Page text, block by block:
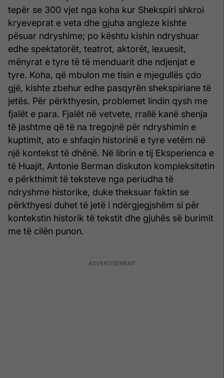
tepër se 300 vjet nga koha kur Shekspiri shkroi
kryeveprat e veta dhe gjuha angleze kishte
pësuar ndryshime; po kështu kishin ndryshuar
edhe spektatorët, teatrot, aktorët, lexuesit,
mënyrat e tyre të të menduarit dhe ndjenjat e
tyre. Koha, që mbulon me tisin e mjegullës çdo
gjë, kishte zbehur edhe pasqyrën shekspiriane të
jetës. Për përkthyesin, problemet lindin qysh me
fjalët e para. Fjalët në vetvete, rrallë kanë shenja
të jashtme që të na tregojnë për ndryshimin e
kuptimit, ato e shfaqin historinë e tyre vetëm në
një kontekst të dhënë. Në librin e tij Eksperienca e
të Huajit, Antonie Berman diskuton kompleksitetin
e përkthimit të teksteve nga periudha të
ndryshme historike, duke theksuar faktin se
përkthyesi duhet të jetë i ndërgjegjshëm si për
kontekstin historik të tekstit dhe gjuhës së burimit
me të cilën punon.